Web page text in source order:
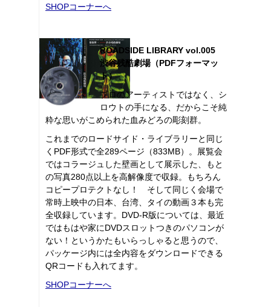
SHOPコーナーへ
ROADSIDE LIBRARY vol.005
渋谷残酷劇場（PDFフォーマッ
ト）
プロのアーティストではなく、シ
ロウトの手になる、だからこそ純
粋な思いがこめられた血みどろの彫刻群。
これまでのロードサイド・ライブラリーと同じ
くPDF形式で全289ページ（833MB）。展覧会
ではコラージュした壁画として展示した、もと
の写真280点以上を高解像度で収録。もちろん
コピープロテクトなし！ そして同じく会場で
常時上映中の日本、台湾、タイの動画３本も完
全収録しています。DVD-R版については、最近
ではもはや家にDVDスロットつきのパソコンが
ない！というかたもいらっしゃると思うので、
パッケージ内には全内容をダウンロードできる
QRコードも入れてます。
SHOPコーナーへ